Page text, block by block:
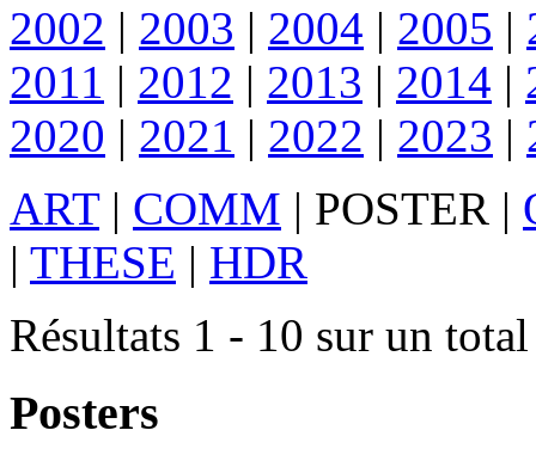
2002 | 2003 | 2004 | 2005 |
2011 | 2012 | 2013 | 2014 |
2020 | 2021 | 2022 | 2023 |
ART| COMM | POSTER |
| THESE | HDR
Résultats 1 - 10 sur un
Posters